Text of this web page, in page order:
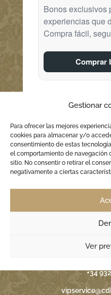
Gestionar
Para ofrecer las mejores
cookies para almacenar y/o
consentimiento de estas
el comportamiento de navegación
sitio. No consentir o retirar el
negativamente a ciertas
Ver
08003
+34